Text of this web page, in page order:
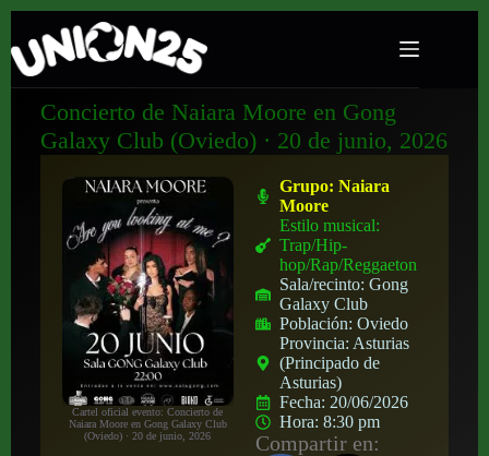
Concierto de Naiara Moore en Gong
Galaxy Club (Oviedo) · 20 de junio, 2026
Cartel oficial evento: Concierto de
Naiara Moore en Gong Galaxy Club
(Oviedo) · 20 de junio, 2026
Grupo:Naiara
Moore
Estilo musical:
Trap/Hip-
hop/Rap/Reggaeton
Sala/recinto:Gong
Galaxy Club
Población:Oviedo
Provincia: Asturias
(Principado de
Asturias)
Fecha: 20/06/2026
Hora:8:30 pm
Compartir en: